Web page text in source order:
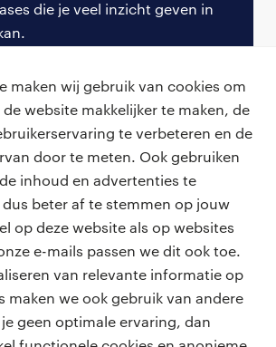
maken wij gebruik van cookies om
website makkelijker te maken, de
te verbeteren en de
door te meten. Ook gebruiken
inhoud en advertenties te
beter af te stemmen op jouw
op deze website als op websites
e-mails passen we dit ook toe.
van relevante informatie op
maken we ook gebruik van andere
geen optimale ervaring, dan
(waaronder Philips, IBM, Adidas,
in onder andere de ICT, de
de levensmiddelenindustrie, de
remote workers volledig
met de remote dienstverlening van
Uiteraard was het soms even
nodig was om alles aan te
dan wel erg hielp waren de korte
aan de voorkant.’’
van opdrachtgever Athora
die je veel inzicht geven in
de paper